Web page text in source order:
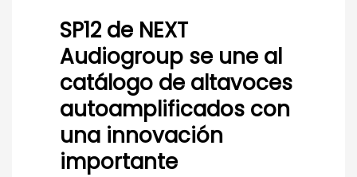
SP12 de NEXT
Audiogroup se une al
catálogo de altavoces
autoamplificados con
una innovación
importante